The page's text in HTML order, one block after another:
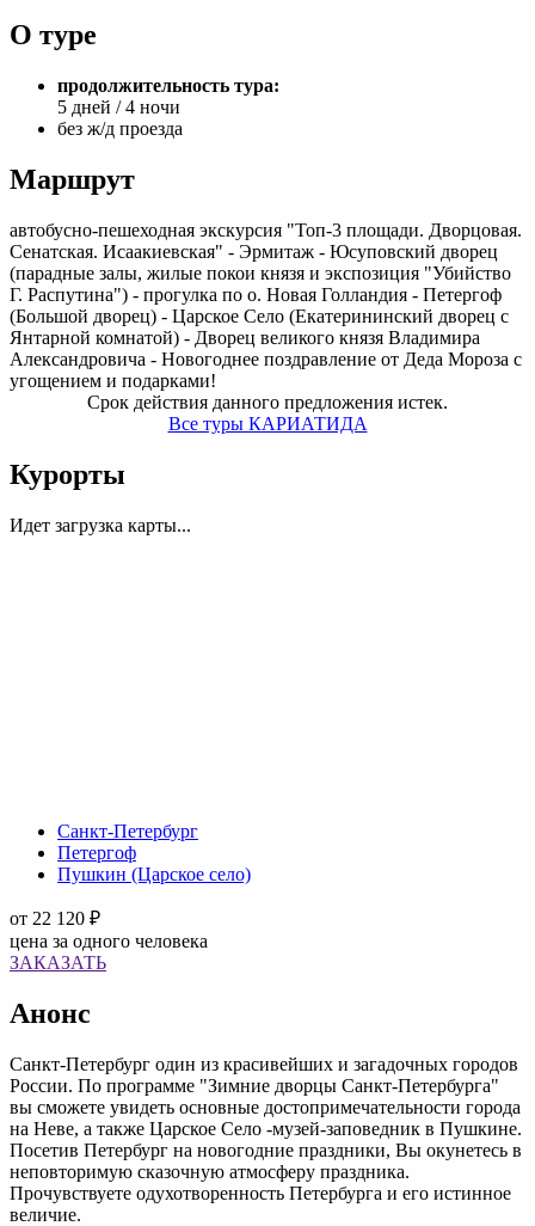
О туре
продолжительность тура:
5 дней / 4 ночи
без ж/д проезда
Маршрут
автобусно-пешеходная экскурсия "Топ-3 площади. Дворцовая.
Сенатская. Исаакиевская" - Эрмитаж - Юсуповский дворец
(парадные залы, жилые покои князя и экспозиция "Убийство
Г. Распутина") - прогулка по о. Новая Голландия - Петергоф
(Большой дворец) - Царское Село (Екатерининский дворец с
Янтарной комнатой) - Дворец великого князя Владимира
Александровича - Новогоднее поздравление от Деда Мороза с
угощением и подарками!
Срок действия данного предложения истек.
Все туры КАРИАТИДА
Курорты
Идет загрузка карты...
Санкт-Петербург
Петергоф
Пушкин (Царское село)
от 22 120 ₽
цена за одного человека
ЗАКАЗАТЬ
Анонс
Санкт-Петербург один из красивейших и загадочных городов
России. По программе "Зимние дворцы Санкт-Петербурга"
вы сможете увидеть основные достопримечательности города
на Неве, а также Царское Село -музей-заповедник в Пушкине.
Посетив Петербург на новогодние праздники, Вы окунетесь в
неповторимую сказочную атмосферу праздника.
Прочувствуете одухотворенность Петербурга и его истинное
величие.